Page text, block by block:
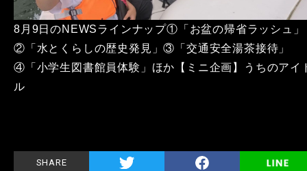
8月9日のNEWSラインナップ①「お盆の帰省ラッシュ」
②「水とくらしの歴史発見」③「交通安全湯茶接待」
④「小学生図書館員体験」ほか【ミニ企画】うちのアイ
ル
SHARE